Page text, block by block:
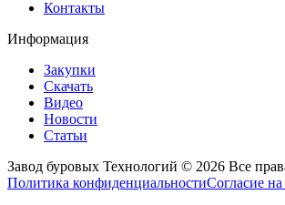
Контакты
Информация
Закупки
Скачать
Видео
Новости
Статьи
Завод буровых Технологий © 2026 Все
Политика конфиденциальностиСогласие